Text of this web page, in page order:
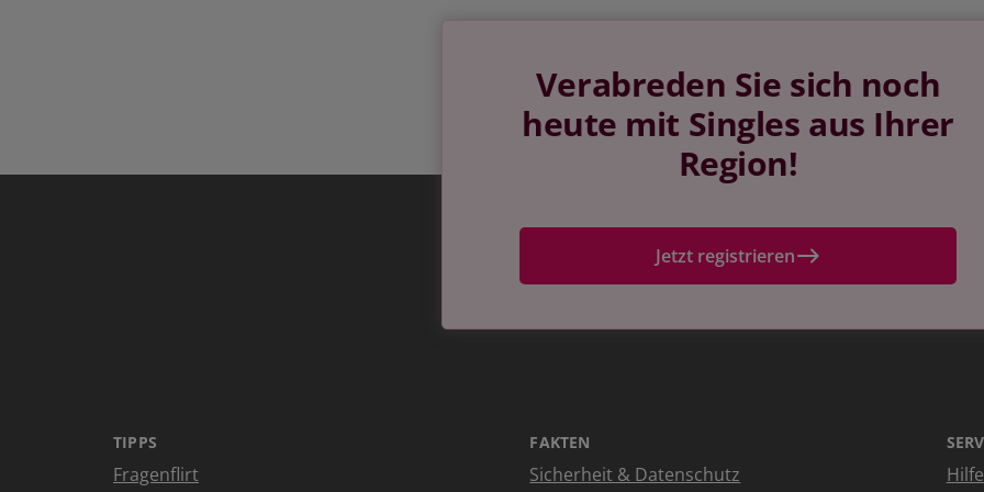
Verabreden Sie sich noch
heute mit Singles aus Ihrer
Region!
Jetzt registrieren
TIPPS
Fragenflirt
FAKTEN
Sicherheit & Datenschutz